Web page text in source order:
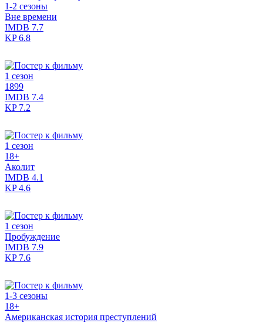
1-2 сезоны
Вне времени
IMDB 7.7
KP6.8
1 сезон
1899
IMDB 7.4
KP7.2
1 сезон
18+
Аколит
IMDB 4.1
KP4.6
1 сезон
Пробуждение
IMDB 7.9
KP7.6
1-3 сезоны
18+
Американская история преступлений